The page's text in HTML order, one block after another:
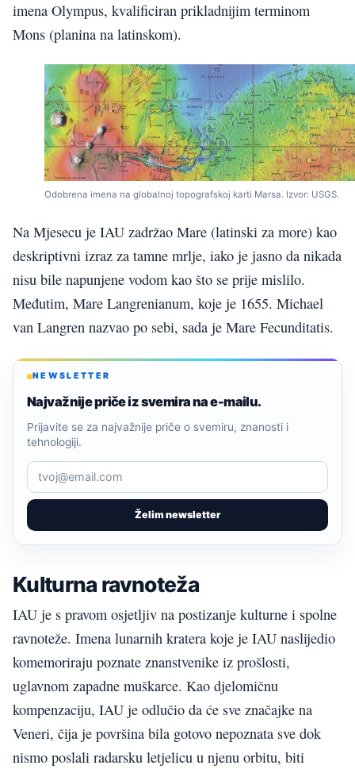
imena Olympus, kvalificiran prikladnijim terminom
Mons (planina na latinskom).
Odobrena imena na globalnoj topografskoj karti Marsa. Izvor: USGS.
Na Mjesecu je IAU zadržao Mare (latinski za more) kao
deskriptivni izraz za tamne mrlje, iako je jasno da nikada
nisu bile napunjene vodom kao što se prije mislilo.
Međutim, Mare Langrenianum, koje je 1655. Michael
van Langren nazvao po sebi, sada je Mare Fecunditatis.
NEWSLETTER
Najvažnije priče iz svemira na e-mailu.
Želim newsletter
Prijavite se za najvažnije priče o svemiru, znanosti i
tehnologiji.
Kulturna ravnoteža
IAU je s pravom osjetljiv na postizanje kulturne i spolne
ravnoteže. Imena lunarnih kratera koje je IAU naslijedio
komemoriraju poznate znanstvenike iz prošlosti,
uglavnom zapadne muškarce. Kao djelomičnu
kompenzaciju, IAU je odlučio da će sve značajke na
Veneri, čija je površina bila gotovo nepoznata sve dok
nismo poslali radarsku letjelicu u njenu orbitu, biti